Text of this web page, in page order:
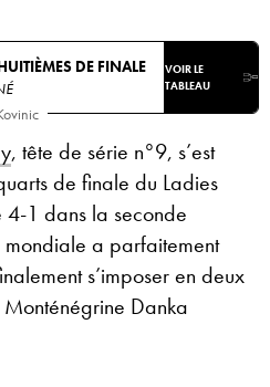
DE FINALE
VOIR LE
TABLEAU
, tête de série n°9, s’est
de finale du Ladies
4-1 dans la seconde
a parfaitement
s’imposer en deux
Danka